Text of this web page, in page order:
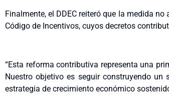
Finalmente, el DDEC reiteró que la medida
Código de Incentivos, cuyos decretos
“Esta reforma contributiva representa una
Nuestro objetivo es seguir construyendo
estrategia de crecimiento económico